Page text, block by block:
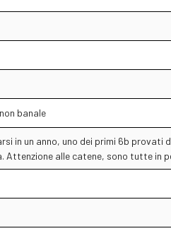
banale
in un anno, uno dei primi 6b
Attenzione alle catene, sono tutte in